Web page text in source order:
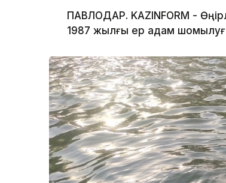
ПАВЛОДАР. KAZINFORM -
1987 жылғы ер адам